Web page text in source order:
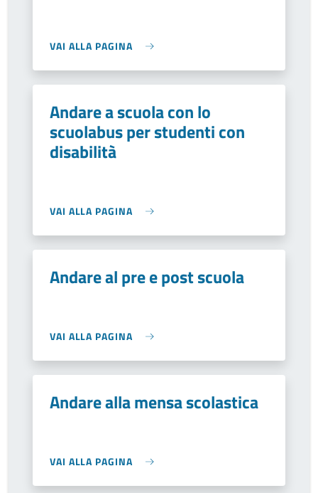
VAI ALLA PAGINA
Andare a scuola con lo
scuolabus per studenti con
disabilità
VAI ALLA PAGINA
Andare al pre e post scuola
VAI ALLA PAGINA
Andare alla mensa scolastica
VAI ALLA PAGINA